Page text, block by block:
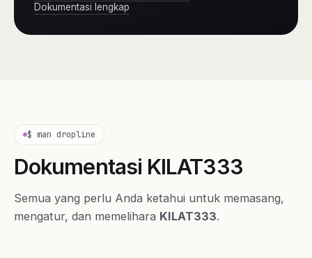
Dokumentasi lengkap
$ man dropline
Dokumentasi KILAT333
Semua yang perlu Anda ketahui untuk memasang,
mengatur, dan memelihara KILAT333.